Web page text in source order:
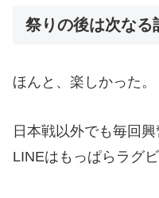
祭りの後は次なる
ほんと、楽しかった。
日本戦以外でも毎回
LINEはもっぱらラグビ